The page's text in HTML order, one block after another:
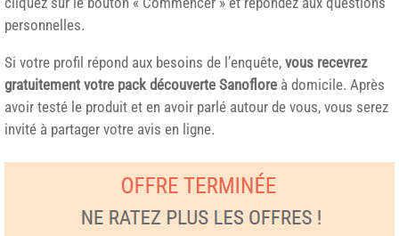
personnelles.
Si votre profil répond aux besoins de l’enquête, vous recevrez
gratuitement votre pack découverte Sanoflore à domicile. Après
avoir testé le produit et en avoir parlé autour de vous, vous serez
invité à partager votre avis en ligne.